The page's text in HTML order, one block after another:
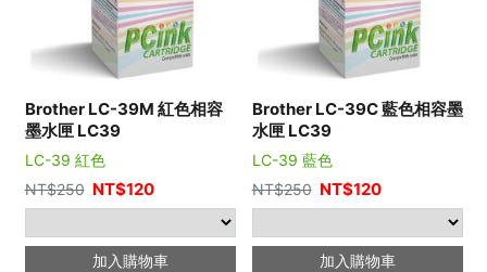
Brother LC-39M 紅色相容
墨水匣 LC39
LC-39 紅色
NT$250 NT$120
加入購物車
Brother LC-39C 藍色相容墨
水匣 LC39
LC-39 藍色
NT$250 NT$120
加入購物車